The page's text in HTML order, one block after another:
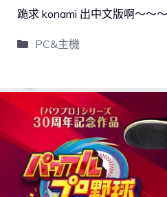
跪求 konami 出中文版啊～～
PC&主機